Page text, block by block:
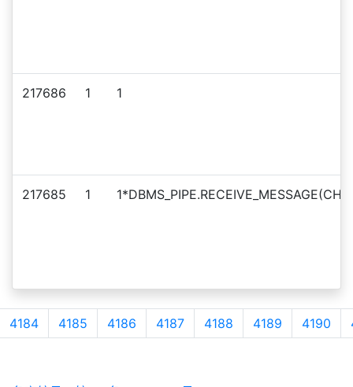
217686 1 1
217685 1
4184 4185 4186 4187 4188 4189 4190